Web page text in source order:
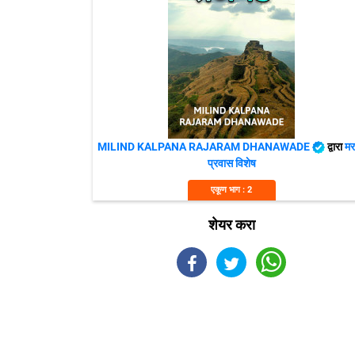
MILIND KALPANA RAJARAM DHANAWADE द्वारा
प्रवास विशेष
एकूण भाग : 2
शेयर करा